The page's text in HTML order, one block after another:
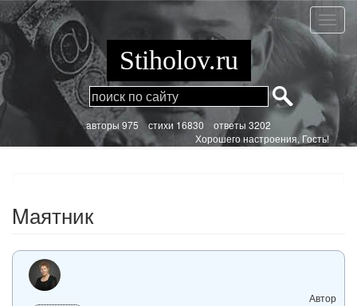
Перейти
к
основному
содержанию
Stiholov.ru
aвторы 975стихи 16830 ответы 3202
Хорошего настроения, Гость!
Mаятник
Автор